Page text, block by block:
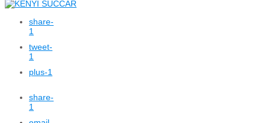
share-
1
tweet-
1
plus-1
share-
1